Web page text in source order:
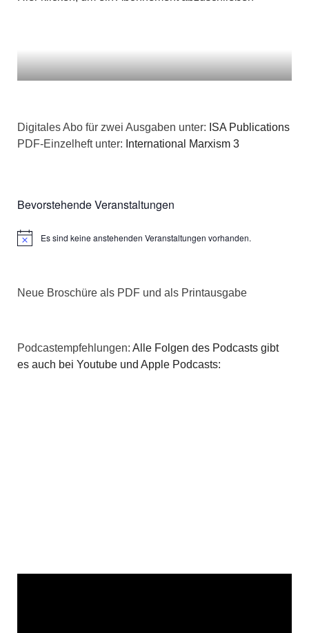
Digitales Abo für zwei Ausgaben unter: ISA Publications
PDF-Einzelheft unter: International Marxism 3
Bevorstehende Veranstaltungen
HinweisEs sind keine anstehenden Veranstaltungen vorhanden.
Neue Broschüre als PDF und als Printausgabe
Podcastempfehlungen: Alle Folgen des Podcasts gibt
es auch bei Youtube und Apple Podcasts: